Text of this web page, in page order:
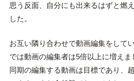
思う反面、自分にも出来るはずと燃
した。
お互い隣り合わせで動画編集をして
では動画の編集者は5倍以上に増え
同期の編集する動画は目標であり、